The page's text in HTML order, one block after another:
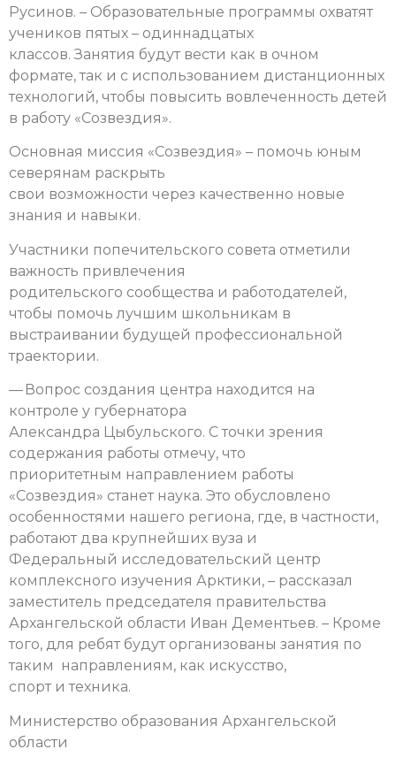
Русинов. – Образовательные программы охватят
учеников пятых – одиннадцатых
классов. Занятия будут вести как в очном
формате, так и с использованием дистанционных
технологий, чтобы повысить вовлеченность детей
в работу «Созвездия».
Основная миссия «Созвездия» – помочь юным
северянам раскрыть
свои возможности через качественно новые
знания и навыки.
Участники попечительского совета отметили
важность привлечения
родительского сообщества и работодателей,
чтобы помочь лучшим школьникам в
выстраивании будущей профессиональной
траектории.
— Вопрос создания центра находится на
контроле у губернатора
Александра Цыбульского. С точки зрения
содержания работы отмечу, что
приоритетным направлением работы
«Созвездия» станет наука. Это обусловлено
особенностями нашего региона, где, в частности,
работают два крупнейших вуза и
Федеральный исследовательский центр
комплексного изучения Арктики, – рассказал
заместитель председателя правительства
Архангельской области Иван Дементьев. – Кроме
того, для ребят будут организованы занятия по
таким направлениям, как искусство,
спорт и техника.
Министерство образования Архангельской
области